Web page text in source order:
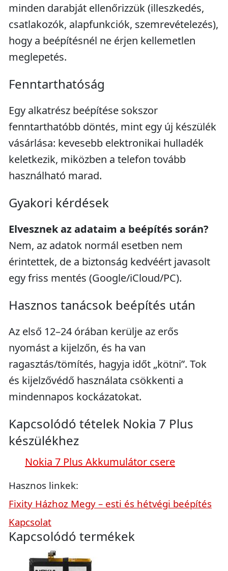
minden darabját ellenőrizzük (illeszkedés,
csatlakozók, alapfunkciók, szemrevételezés),
hogy a beépítésnél ne érjen kellemetlen
meglepetés.
Fenntarthatóság
Egy alkatrész beépítése sokszor
fenntarthatóbb döntés, mint egy új készülék
vásárlása: kevesebb elektronikai hulladék
keletkezik, miközben a telefon tovább
használható marad.
Gyakori kérdések
Elvesznek az adataim a beépítés során?
Nem, az adatok normál esetben nem
érintettek, de a biztonság kedvéért javasolt
egy friss mentés (Google/iCloud/PC).
Hasznos tanácsok beépítés után
Az első 12–24 órában kerülje az erős
nyomást a kijelzőn, és ha van
ragasztás/tömítés, hagyja időt „kötni”. Tok
és kijelzővédő használata csökkenti a
mindennapos kockázatokat.
Kapcsolódó tételek Nokia 7 Plus
készülékhez
Nokia 7 Plus Akkumulátor csere
Hasznos linkek:
Fixity Házhoz Megy – esti és hétvégi beépítés
Kapcsolat
Kapcsolódó termékek